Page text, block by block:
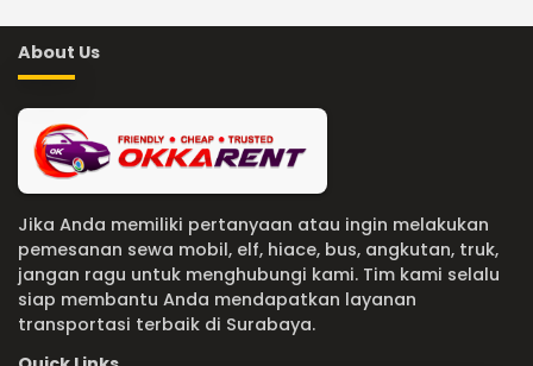
About Us
Jika Anda memiliki pertanyaan atau ingin melakukan
pemesanan sewa mobil, elf, hiace, bus, angkutan, truk,
jangan ragu untuk menghubungi kami. Tim kami selalu
siap membantu Anda mendapatkan layanan
transportasi terbaik di Surabaya.